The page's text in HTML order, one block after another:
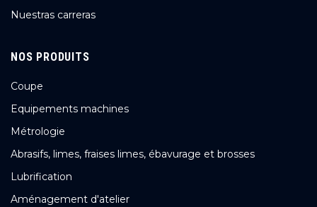
Nuestras carreras
NOS PRODUITS
Coupe
Equipements machines
Métrologie
Abrasifs, limes, fraises limes, ébavurage et brosses
Lubrification
Aménagement d'atelier